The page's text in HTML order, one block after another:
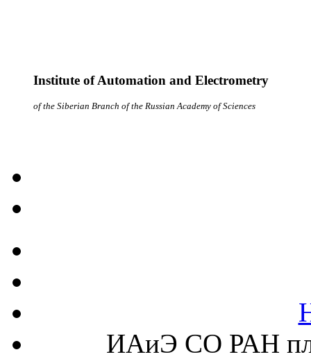
Institute of Automation and Electrometry
of the Siberian Branch of the Russian Academy of Sciences
ИАиЭ СО РАН